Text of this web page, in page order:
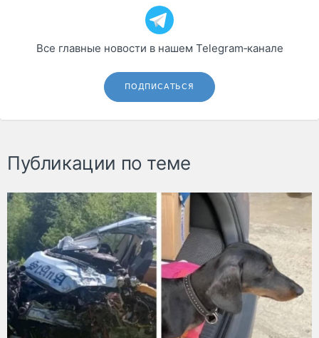
Все главные новости в нашем Telegram‑канале
ПОДПИСАТЬСЯ
Публикации по теме